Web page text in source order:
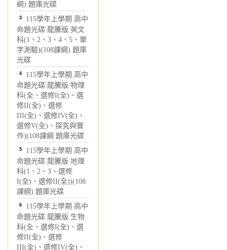
綱) 題庫光碟
3 115學年上學期 高中
命題光碟 龍騰版 英文
科(1、2、3、4、5、單
字測驗)(108課綱) 題庫
光碟
4 115學年上學期 高中
命題光碟 龍騰版 物理
科(全、選修I(全)、選
修II(全)、選修
III(全)、選修IV(全)、
選修V(全)、探究與實
作)(108課綱 題庫光碟
5 115學年上學期 高中
命題光碟 龍騰版 地理
科(1、2、3、選修
I(全)、選修II(全))(108
課綱) 題庫光碟
6 115學年上學期 高中
命題光碟 龍騰版 生物
科(全、選修I(全)、選
修II(全)、選修
III(全)、選修IV(全)、